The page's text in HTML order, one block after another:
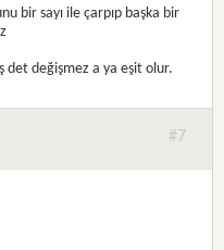
bir sayı ile çarpıp başka bir
det değişmez a ya eşit olur.
#7